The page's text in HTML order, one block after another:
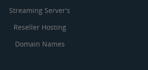
Streaming Server's
Reseller Hosting
Domain Names